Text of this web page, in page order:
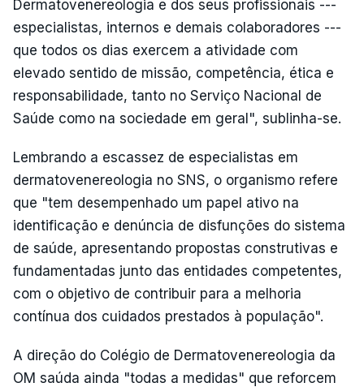
Dermatovenereologia e dos seus profissionais ---
especialistas, internos e demais colaboradores ---
que todos os dias exercem a atividade com
elevado sentido de missão, competência, ética e
responsabilidade, tanto no Serviço Nacional de
Saúde como na sociedade em geral", sublinha-se.
Lembrando a escassez de especialistas em
dermatovenereologia no SNS, o organismo refere
que "tem desempenhado um papel ativo na
identificação e denúncia de disfunções do sistema
de saúde, apresentando propostas construtivas e
fundamentadas junto das entidades competentes,
com o objetivo de contribuir para a melhoria
contínua dos cuidados prestados à população".
A direção do Colégio de Dermatovenereologia da
OM saúda ainda "todas a medidas" que reforcem